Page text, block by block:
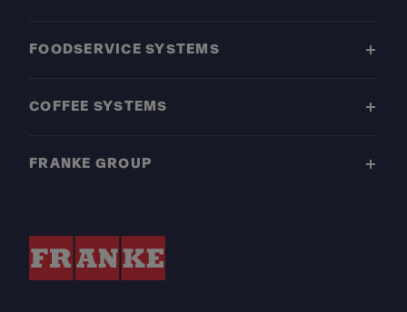
FOODSERVICE SYSTEMS
COFFEE SYSTEMS
FRANKE GROUP